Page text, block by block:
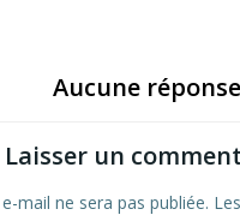
Aucune réponse
Laisser un
mail ne sera pas publiée.